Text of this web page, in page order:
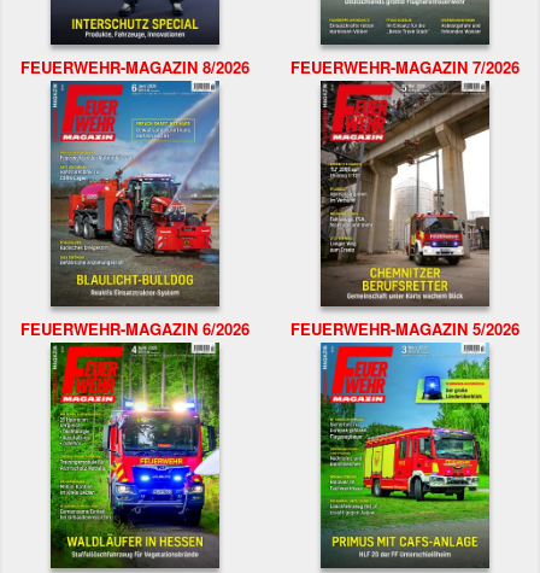
FEUERWEHR-MAGAZIN 8/2026 FEUERWEHR-MAGAZIN 7/2026
FEUERWEHR-MAGAZIN 6/2026 FEUERWEHR-MAGAZIN 5/2026